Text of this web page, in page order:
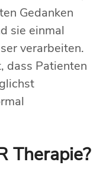
Gedanken
sie einmal
verarbeiten.
dass Patienten
Therapie?